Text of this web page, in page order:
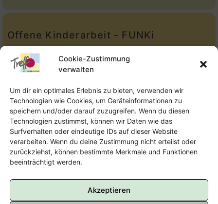
Cookie-Zustimmung
verwalten
Um dir ein optimales Erlebnis zu bieten, verwenden wir
Technologien wie Cookies, um Geräteinformationen zu
speichern und/oder darauf zuzugreifen. Wenn du diesen
Technologien zustimmst, können wir Daten wie das
Surfverhalten oder eindeutige IDs auf dieser Website
verarbeiten. Wenn du deine Zustimmung nicht erteilst oder
zurückziehst, können bestimmte Merkmale und Funktionen
beeinträchtigt werden.
Akzeptieren
Offene Kinderarbeit - FUNKi
Tel.:Telefon: 09131-610749
E-Mail:oka@treffpunkt-roethelheimpark.de
Offene Jugendarbeit - Easthouse
Tel:
09131–302259
E-Mail:oja@treffpunkt-roethelheimpark.de